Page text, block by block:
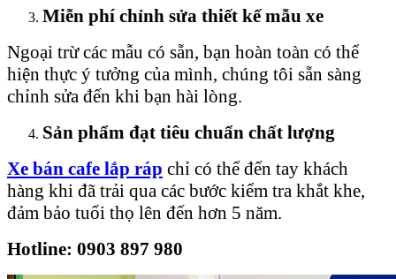
Miễn phí chỉnh sửa thiết kế mẫu xe
Ngoại trừ các mẫu có sẵn, bạn hoàn toàn có thể
hiện thực ý tưởng của mình, chúng tôi sẵn sàng
chỉnh sửa đến khi bạn hài lòng.
Sản phẩm đạt tiêu chuẩn chất lượng
Xe bán cafe lắp ráp chỉ có thể đến tay khách
hàng khi đã trải qua các bước kiểm tra khắt khe,
đảm bảo tuổi thọ lên đến hơn 5 năm.
Hotline: 0903 897 980